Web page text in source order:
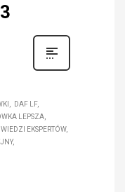
DAF LF
LEPSZA
EKSPERTÓW